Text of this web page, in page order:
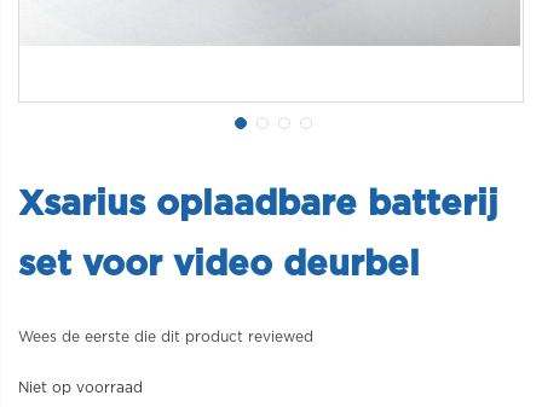
Xsarius oplaadbare batterij
set voor video deurbel
Wees de eerste die dit product reviewed
Niet op voorraad